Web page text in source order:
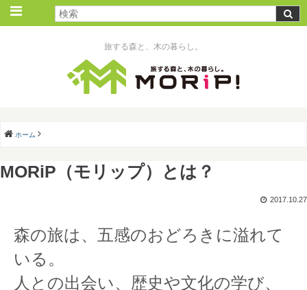
旅する森と、木の暮らし。
ホーム
MORiP（モリップ）とは？
2017.10.27
森の旅は、五感のおどろきに溢れて
いる。
人との出会い、歴史や文化の学び、